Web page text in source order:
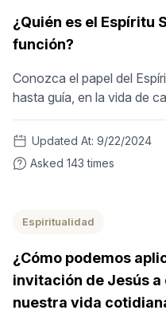
¿Quién es el Espíritu
función?
Conozca el papel del
hasta guía, en la vida de
Updated At: 9/22/2024
Asked 143 times
Espiritualidad
¿Cómo podemos
invitación de Jesús
nuestra vida